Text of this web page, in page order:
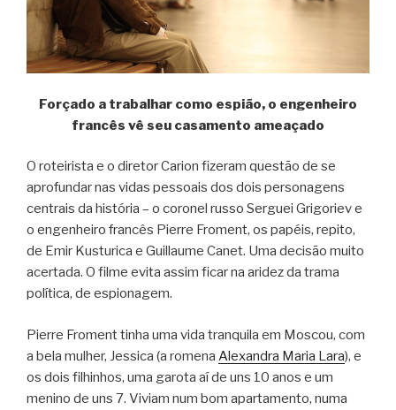
Forçado a trabalhar como espião, o engenheiro
francês vê seu casamento ameaçado
O roteirista e o diretor Carion fizeram questão de se
aprofundar nas vidas pessoais dos dois personagens
centrais da história – o coronel russo Serguei Grigoriev e
o engenheiro francês Pierre Froment, os papéis, repito,
de Emir Kusturica e Guillaume Canet. Uma decisão muito
acertada. O filme evita assim ficar na aridez da trama
política, de espionagem.
Pierre Froment tinha uma vida tranquila em Moscou, com
a bela mulher, Jessica (a romena Alexandra Maria Lara), e
os dois filhinhos, uma garota aí de uns 10 anos e um
menino de uns 7. Viviam num bom apartamento, numa